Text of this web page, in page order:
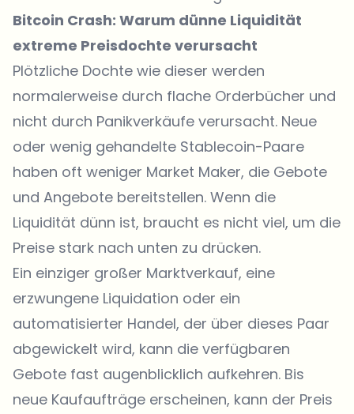
Bitcoin Crash: Warum dünne Liquidität
extreme Preisdochte verursacht
Plötzliche Dochte wie dieser werden
normalerweise durch flache Orderbücher und
nicht durch Panikverkäufe verursacht. Neue
oder wenig gehandelte Stablecoin-Paare
haben oft weniger Market Maker, die Gebote
und Angebote bereitstellen. Wenn die
Liquidität dünn ist, braucht es nicht viel, um die
Preise stark nach unten zu drücken.
Ein einziger großer Marktverkauf, eine
erzwungene Liquidation oder ein
automatisierter Handel, der über dieses Paar
abgewickelt wird, kann die verfügbaren
Gebote fast augenblicklich aufkehren. Bis
neue Kaufaufträge erscheinen, kann der Preis